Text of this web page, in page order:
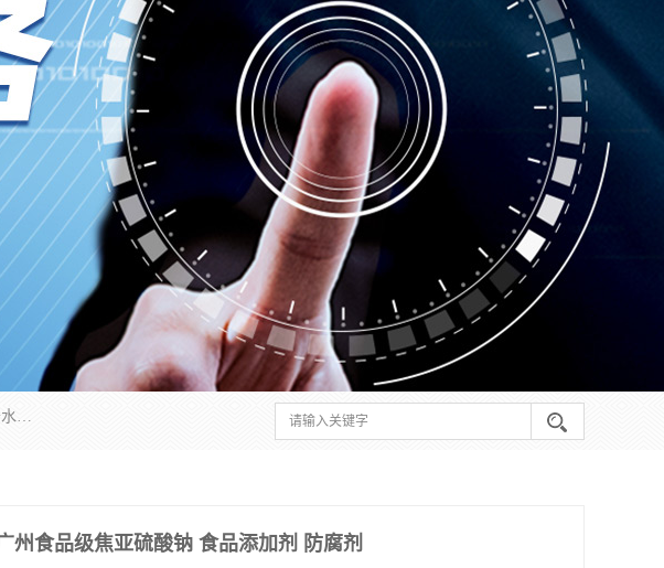
氢氧化钠化学式为NaOH，为一种具有很强腐蚀性的强碱，一般为片状或颗粒形态，易溶于水(溶于水时放热)并形成碱性溶液，另有潮解性，易吸取空气中的水蒸气(潮解)和(变质)。NaOH是化学实验室其中一种必备的化学品，亦为常见的化工品之一。纯品是无色透明的晶体。密度2.130g/cm3。熔点318.4℃。沸点1390℃。工业品含有少量的氯化和碳酸，是白色不透明的晶体。
州食品级焦亚硫酸钠 食品添加剂 防腐剂